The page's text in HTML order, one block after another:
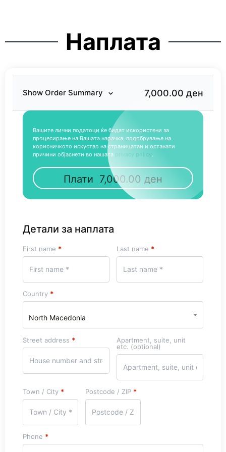
Наплата
Show Order Summary 7,000.00 ден
Детали за наплата
First name * Last name *
Country *
North Macedonia
Street address *
Apartment, suite, unit
etc. (optional)
Town / City * Postcode / ZIP *
Phone *
Вашите лични податоци ќе бидат искористени за
процесирање на Вашата нарачка, подобрување на
корисничкото искуство на страницатаи и останати
причини објаснети во нашата
privacy policy.